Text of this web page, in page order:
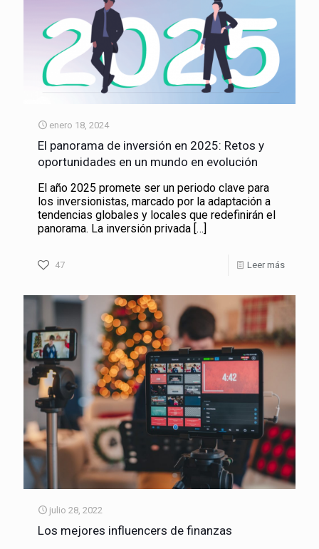
enero 18, 2024
El panorama de inversión en 2025: Retos y
oportunidades en un mundo en evolución
El año 2025 promete ser un periodo clave para
los inversionistas, marcado por la adaptación a
tendencias globales y locales que redefinirán el
panorama. La inversión privada […]
47 Leer más
julio 28, 2022
Los mejores influencers de finanzas